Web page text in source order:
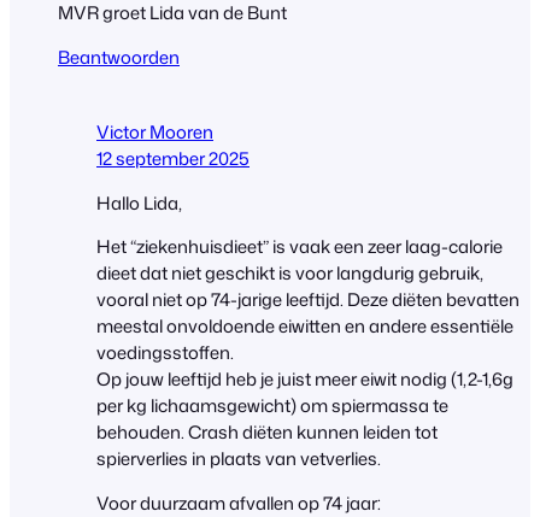
MVR groet Lida van de Bunt
Beantwoorden
Victor Mooren
12 september 2025
Hallo Lida,
Het “ziekenhuisdieet” is vaak een zeer laag-calorie
dieet dat niet geschikt is voor langdurig gebruik,
vooral niet op 74-jarige leeftijd. Deze diëten bevatten
meestal onvoldoende eiwitten en andere essentiële
voedingsstoffen.
Op jouw leeftijd heb je juist meer eiwit nodig (1,2-1,6g
per kg lichaamsgewicht) om spiermassa te
behouden. Crash diëten kunnen leiden tot
spierverlies in plaats van vetverlies.
Voor duurzaam afvallen op 74 jaar: